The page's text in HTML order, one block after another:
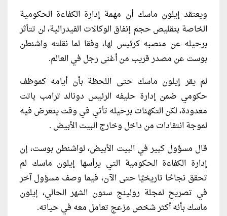
ويعتقد إيلون ماسك أن مهمة إدارة الكفاءة الحكومية
الخاصة بتقليص حجم إنفاق الوكالات الفيدرالية، لن تتأثر
برحيله عن منصبه كرئيس لها، وفقا لما نقلته واشنطن
بوست عن مصدر قريب من أغنى رجل في العالم.
لم يقر إيلون ماسك حتى اللحظة بأن أيامه كموظف
حكومي ضمن إدارة حليفه الرئيس دونالد ترامب باتت
معدودة، لكن التكهنات برحيله تأتي في وقت يتعرض فيه
لموجة انتقادات من داخل وخارج البيت الأبيض .
قال مسؤول كبير في البيت الأبيض، لواشنطن بوست، إن
إدارة الكفاءة الحكومية التي يرأسها إيلون ماسك لم
تحقق نجاحًا تاريخيًا حتى الآن، فيما وصف مسؤول آخر
في تصريح لمجلة رولينج ستون الشهر الحالي، إيلون
ماسك بأنه أكثر شخص مزعج تعامل معه في حياته.